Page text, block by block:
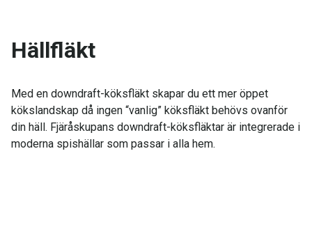
Hällfläkt
Med en downdraft-köksfläkt skapar du ett mer öppet
kökslandskap då ingen “vanlig” köksfläkt behövs ovanför
din häll. Fjäråskupans downdraft-köksfläktar är integrerade i
moderna spishällar som passar i alla hem.